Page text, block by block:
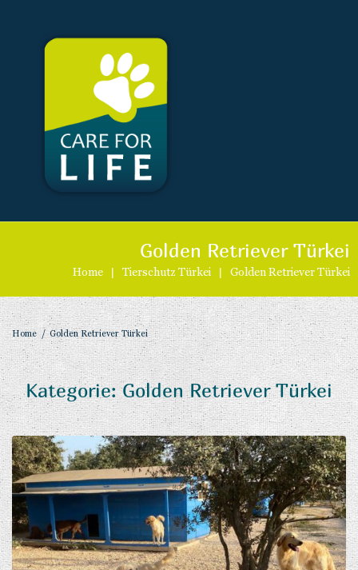
Golden Retriever Türkei
Home | Tierschutz Türkei | Golden Retriever Türkei
Home / Golden Retriever Türkei
Kategorie:Golden Retriever Türkei